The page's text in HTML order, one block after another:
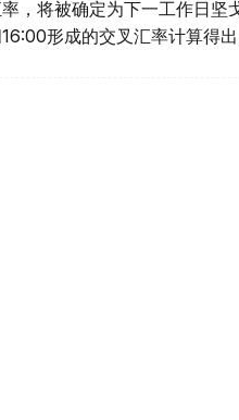
，将被确定为下一工作日
形成的交叉汇率计算得出